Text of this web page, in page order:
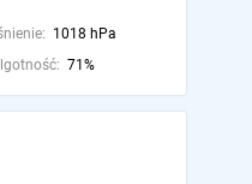
1018 hPa
71%